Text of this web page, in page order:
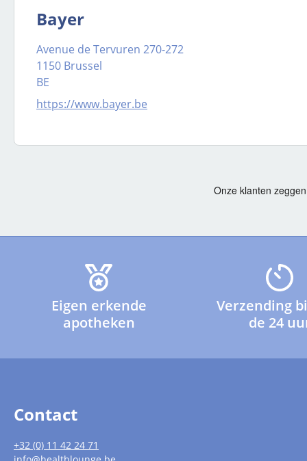
Bayer
Avenue de Tervuren 270-272
1150 Brussel
BE
https://www.bayer.be
Eigen erkende
apotheken
Verzending
de 24
Contact
+32 (0) 11 42 24 71